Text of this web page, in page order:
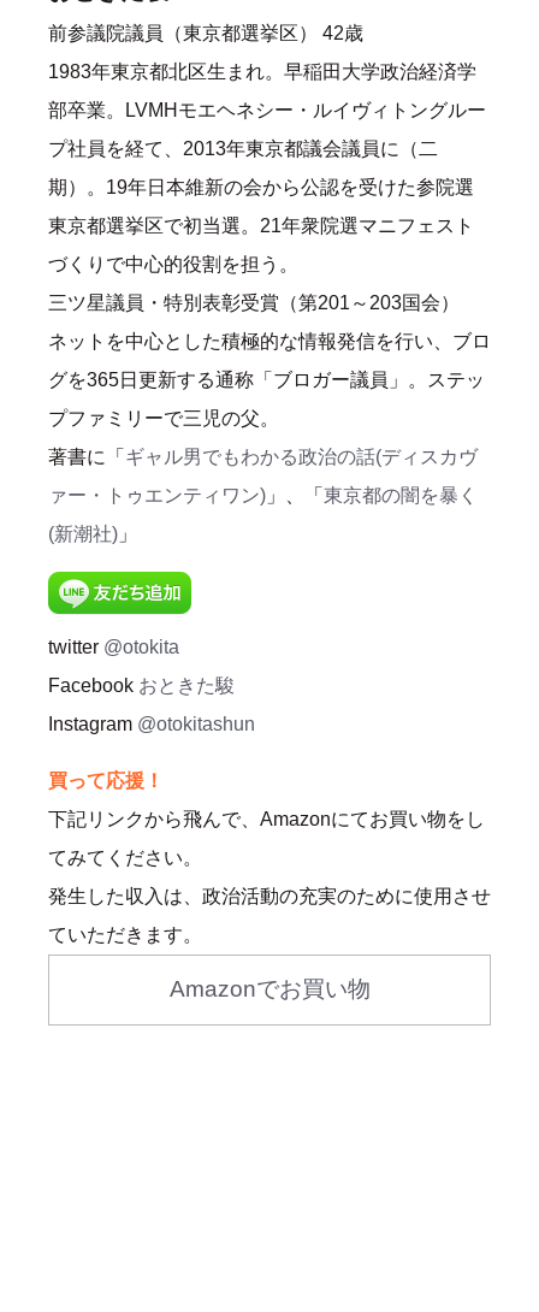
前参議院議員（東京都選挙区） 42歳
1983年東京都北区生まれ。早稲田大学政治経済学
部卒業。LVMHモエヘネシー・ルイヴィトングルー
プ社員を経て、2013年東京都議会議員に（二
期）。19年日本維新の会から公認を受けた参院選
東京都選挙区で初当選。21年衆院選マニフェスト
づくりで中心的役割を担う。
三ツ星議員・特別表彰受賞（第201～203国会）
ネットを中心とした積極的な情報発信を行い、ブロ
グを365日更新する通称「ブロガー議員」。ステッ
プファミリーで三児の父。
著書に「 ギャル男でもわかる政治の話(ディスカヴ
ァー・トゥエンティワン) 」、「 東京都の闇を暴く
(新潮社) 」
twitter @otokita
Facebook おときた駿
Instagram @otokitashun
買って応援！
下記リンクから飛んで、Amazonにてお買い物をし
てみてください。
発生した収入は、政治活動の充実のために使用させ
ていただきます。
Amazonでお買い物